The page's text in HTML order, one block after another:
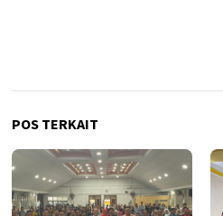
POS TERKAIT